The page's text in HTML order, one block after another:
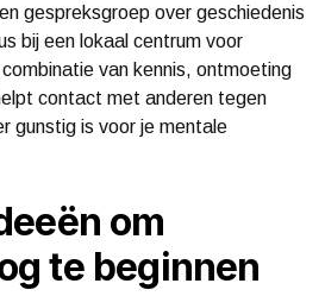
gespreksgroep over geschiedenis
bij een lokaal centrum voor
van kennis, ontmoeting
contact met anderen tegen
gunstig is voor je mentale
om
te beginnen